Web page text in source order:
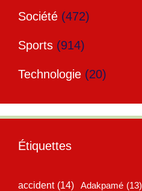
Société (472)
Sports (914)
Technologie (20)
Étiquettes
accident (14) Adakpamé (13)